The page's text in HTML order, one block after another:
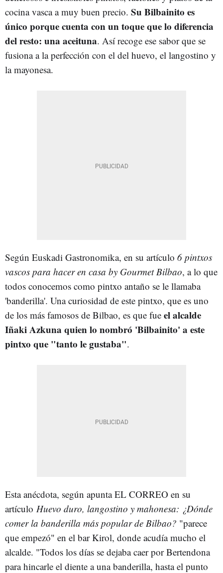
cocina vasca a muy buen precio. Su Bilbainito es
único porque cuenta con un toque que lo diferencia
del resto: una aceituna. Así recoge ese sabor que se
fusiona a la perfección con el del huevo, el langostino y
la mayonesa.
Según Euskadi Gastronomika, en su artículo 6 pintxos
vascos para hacer en casa by Gourmet Bilbao, a lo que
todos conocemos como pintxo antaño se le llamaba
'banderilla'. Una curiosidad de este pintxo, que es uno
de los más famosos de Bilbao, es que fue el alcalde
Iñaki Azkuna quien lo nombró 'Bilbainito' a este
pintxo que "tanto le gustaba".
Esta anécdota, según apunta EL CORREO en su
artículo Huevo duro, langostino y mahonesa: ¿Dónde
comer la banderilla más popular de Bilbao? "parece
que empezó" en el bar Kirol, donde acudía mucho el
alcalde. "Todos los días se dejaba caer por Bertendona
para hincarle el diente a una banderilla, hasta el punto